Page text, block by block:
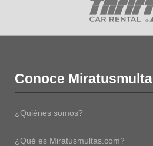
Conoce
¿Quiénes somos?
¿Qué es Miratusmultas.com?